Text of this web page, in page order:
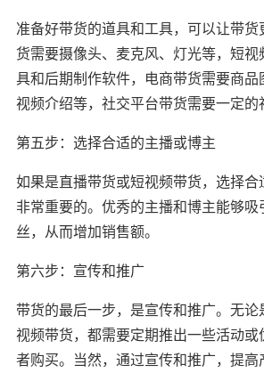
准备好带货的道具和工具，可以让带
货需要摄像头、麦克风、灯光等，短
具和后期制作软件，电商带货需要商品
视频介绍等，社交平台带货需要一定的
第五步：选择合适的主播或博主
如果是直播带货或短视频带货，选择合
非常重要的。优秀的主播和博主能够
丝，从而增加销售额。
第六步：宣传和推广
带货的最后一步，是宣传和推广。无
视频带货，都需要定期推出一些活动
者购买。当然，通过宣传和推广，提高